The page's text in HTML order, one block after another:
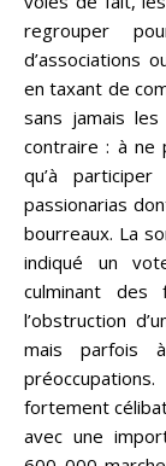
regrouper
d’associations
en taxant de
sans jamais
contraire : à ne
qu’à
passionarias
bourreaux. La
indiqué un
culminant des
l’obstruction
mais parfois
fortement
avec une